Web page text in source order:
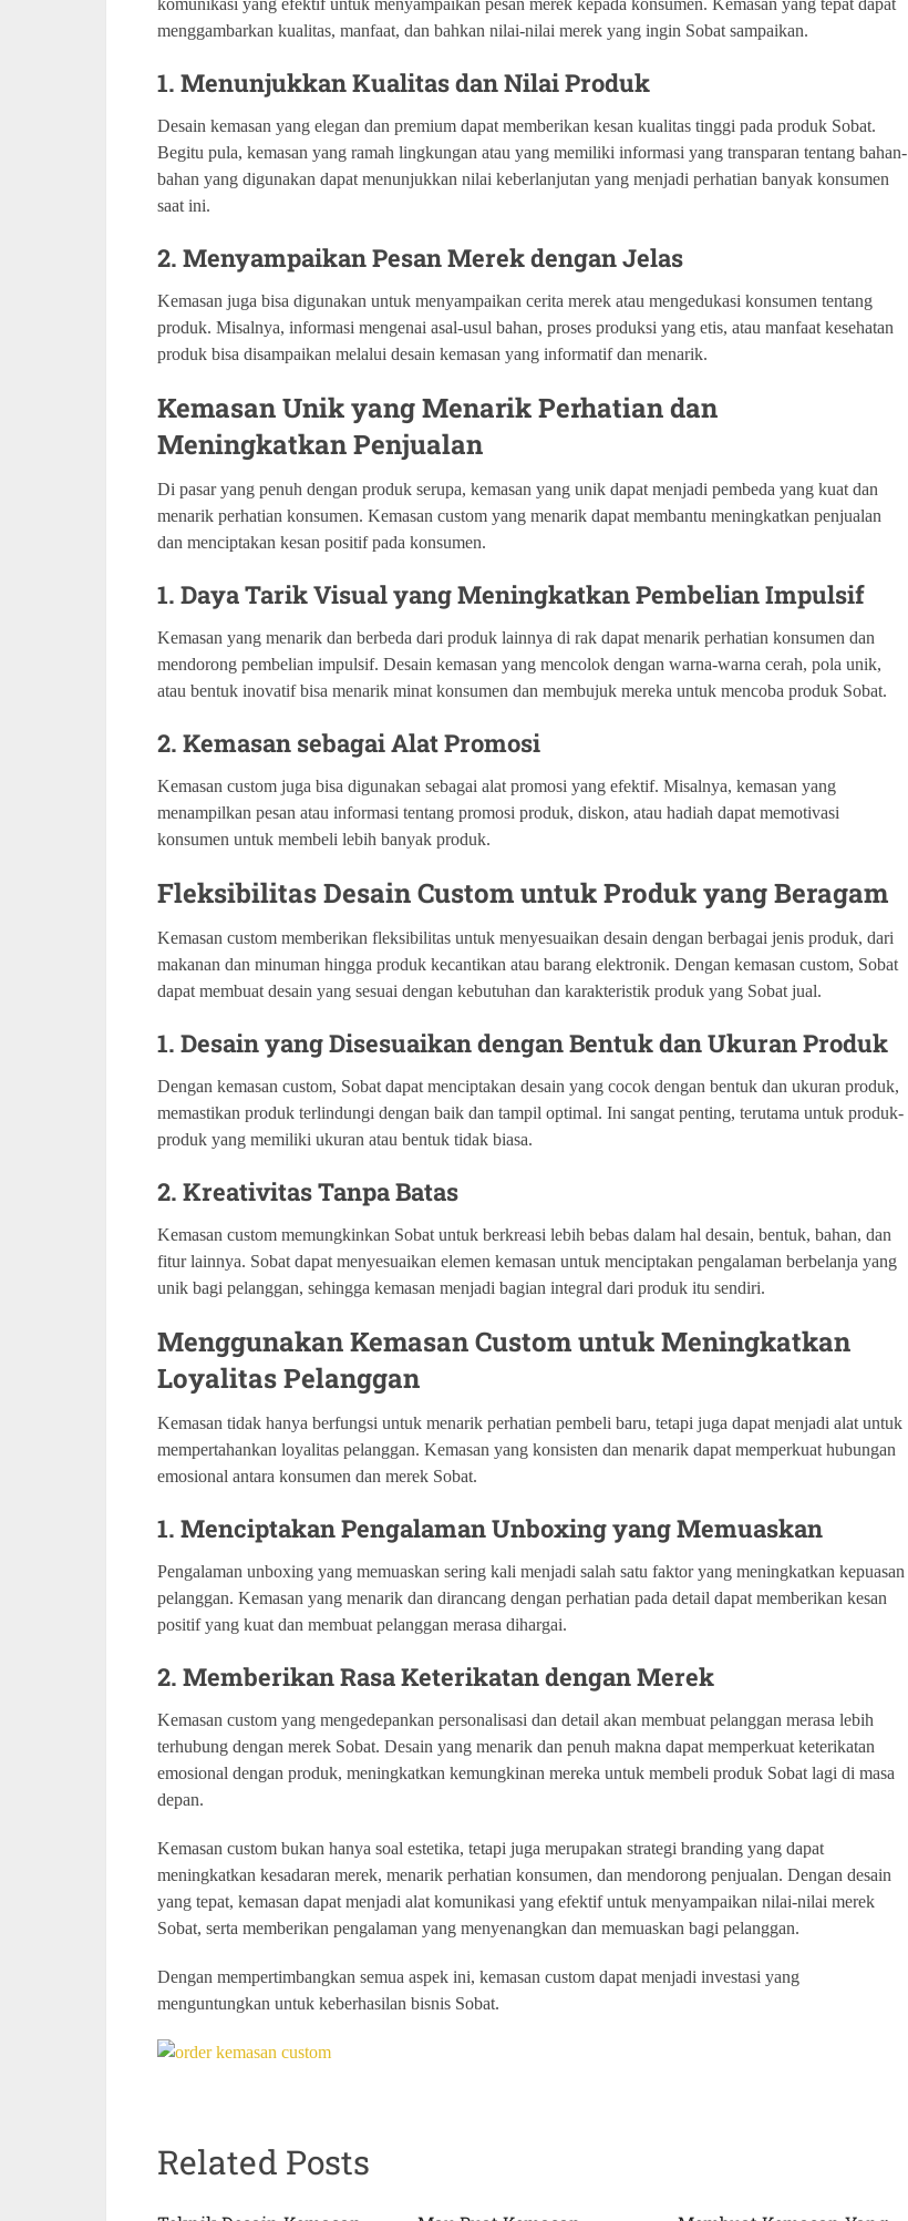
menggambarkan kualitas, manfaat, dan bahkan nilai-nilai merek yang ingin Sobat sampaikan.
1. Menunjukkan Kualitas dan Nilai Produk
Desain kemasan yang elegan dan premium dapat memberikan kesan kualitas tinggi pada produk Sobat.
Begitu pula, kemasan yang ramah lingkungan atau yang memiliki informasi yang transparan tentang bahan-
bahan yang digunakan dapat menunjukkan nilai keberlanjutan yang menjadi perhatian banyak konsumen
saat ini.
2. Menyampaikan Pesan Merek dengan Jelas
Kemasan juga bisa digunakan untuk menyampaikan cerita merek atau mengedukasi konsumen tentang
produk. Misalnya, informasi mengenai asal-usul bahan, proses produksi yang etis, atau manfaat kesehatan
produk bisa disampaikan melalui desain kemasan yang informatif dan menarik.
Kemasan Unik yang Menarik Perhatian dan
Meningkatkan Penjualan
Di pasar yang penuh dengan produk serupa, kemasan yang unik dapat menjadi pembeda yang kuat dan
menarik perhatian konsumen. Kemasan custom yang menarik dapat membantu meningkatkan penjualan
dan menciptakan kesan positif pada konsumen.
1. Daya Tarik Visual yang Meningkatkan Pembelian Impulsif
Kemasan yang menarik dan berbeda dari produk lainnya di rak dapat menarik perhatian konsumen dan
mendorong pembelian impulsif. Desain kemasan yang mencolok dengan warna-warna cerah, pola unik,
atau bentuk inovatif bisa menarik minat konsumen dan membujuk mereka untuk mencoba produk Sobat.
2. Kemasan sebagai Alat Promosi
Kemasan custom juga bisa digunakan sebagai alat promosi yang efektif. Misalnya, kemasan yang
menampilkan pesan atau informasi tentang promosi produk, diskon, atau hadiah dapat memotivasi
konsumen untuk membeli lebih banyak produk.
Fleksibilitas Desain Custom untuk Produk yang Beragam
Kemasan custom memberikan fleksibilitas untuk menyesuaikan desain dengan berbagai jenis produk, dari
makanan dan minuman hingga produk kecantikan atau barang elektronik. Dengan kemasan custom, Sobat
dapat membuat desain yang sesuai dengan kebutuhan dan karakteristik produk yang Sobat jual.
1. Desain yang Disesuaikan dengan Bentuk dan Ukuran Produk
Dengan kemasan custom, Sobat dapat menciptakan desain yang cocok dengan bentuk dan ukuran produk,
memastikan produk terlindungi dengan baik dan tampil optimal. Ini sangat penting, terutama untuk produk-
produk yang memiliki ukuran atau bentuk tidak biasa.
2. Kreativitas Tanpa Batas
Kemasan custom memungkinkan Sobat untuk berkreasi lebih bebas dalam hal desain, bentuk, bahan, dan
fitur lainnya. Sobat dapat menyesuaikan elemen kemasan untuk menciptakan pengalaman berbelanja yang
unik bagi pelanggan, sehingga kemasan menjadi bagian integral dari produk itu sendiri.
Menggunakan Kemasan Custom untuk Meningkatkan
Loyalitas Pelanggan
Kemasan tidak hanya berfungsi untuk menarik perhatian pembeli baru, tetapi juga dapat menjadi alat untuk
mempertahankan loyalitas pelanggan. Kemasan yang konsisten dan menarik dapat memperkuat hubungan
emosional antara konsumen dan merek Sobat.
1. Menciptakan Pengalaman Unboxing yang Memuaskan
Pengalaman unboxing yang memuaskan sering kali menjadi salah satu faktor yang meningkatkan kepuasan
pelanggan. Kemasan yang menarik dan dirancang dengan perhatian pada detail dapat memberikan kesan
positif yang kuat dan membuat pelanggan merasa dihargai.
2. Memberikan Rasa Keterikatan dengan Merek
Kemasan custom yang mengedepankan personalisasi dan detail akan membuat pelanggan merasa lebih
terhubung dengan merek Sobat. Desain yang menarik dan penuh makna dapat memperkuat keterikatan
emosional dengan produk, meningkatkan kemungkinan mereka untuk membeli produk Sobat lagi di masa
depan.
Kemasan custom bukan hanya soal estetika, tetapi juga merupakan strategi branding yang dapat
meningkatkan kesadaran merek, menarik perhatian konsumen, dan mendorong penjualan. Dengan desain
yang tepat, kemasan dapat menjadi alat komunikasi yang efektif untuk menyampaikan nilai-nilai merek
Sobat, serta memberikan pengalaman yang menyenangkan dan memuaskan bagi pelanggan.
Dengan mempertimbangkan semua aspek ini, kemasan custom dapat menjadi investasi yang
menguntungkan untuk keberhasilan bisnis Sobat.
Related Posts